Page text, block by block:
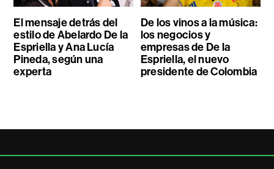
El mensaje detrás del
estilo de Abelardo De la
Espriella y Ana Lucía
Pineda, según una
experta
De los vinos a la música:
los negocios y
empresas de De la
Espriella, el nuevo
presidente de Colombia